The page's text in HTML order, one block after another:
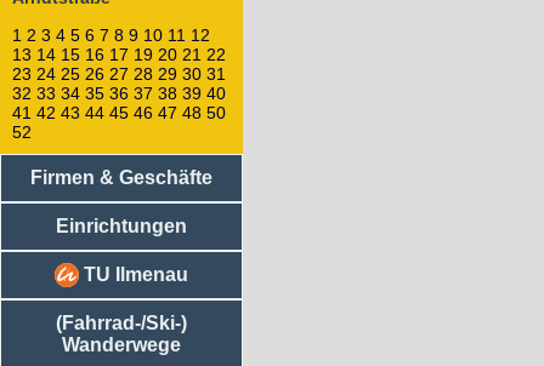
44
43
Arndtstraße 42
98693 Ilmenau
40
41
38
36
34
32
37
35
30
29
1 2 3 4 5 6 7 8 9 10 11 12
13 14 15 16 17 19 20 21 22
23 24 25 26 27 28 29 30 31
32 33 34 35 36 37 38 39 40
41 42 43 44 45 46 47 48 50
52
Firmen & Geschäfte
Einrichtungen
TU Ilmenau
(Fahrrad-/Ski-)
Wanderwege